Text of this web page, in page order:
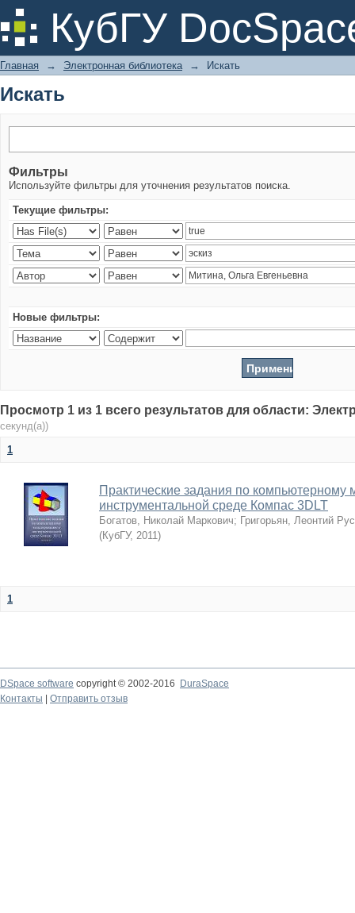
КубГУ
Искать
Главная → Электронная библиотека → Искать
Искать
Фильтры
Используйте фильтры для уточнения результатов поиска.
Текущие фильтры:
Новые фильтры:
Просмотр 1 из 1 всего результатов для области:
секунд(а))
1
Практические задания по компьютерному
инструментальной среде Компас 3DLT
Богатов, Николай Маркович; Григорьян, Леонтий
(КубГУ, 2011)
1
DSpace software copyright © 2002-2016
DuraSpace
Контакты
Отправить отзыв